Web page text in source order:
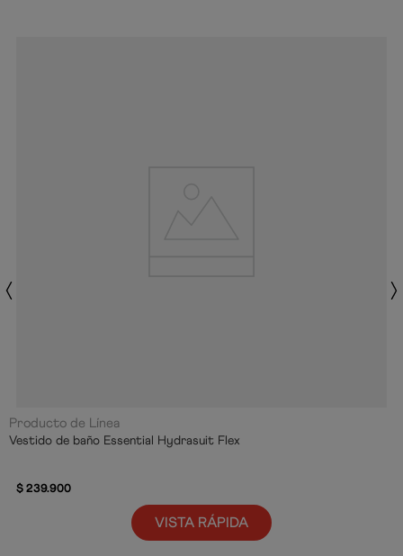
Producto de Línea
Vestido de baño Essential Hydrasuit Flex
$239.900
VISTA RÁPIDA